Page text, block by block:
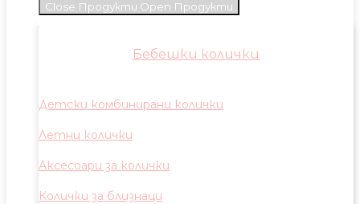
Close Продукти Open Продукти
Бебешки колички
Детски комбинирани колички
Летни колички
Аксесоари за колички
Колички за близнаци